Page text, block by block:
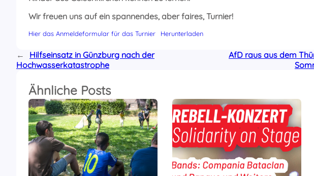
Wir freuen uns auf ein spannendes, aber faires, Turnier!
Hier das Anmeldeformular für das Turnier Herunterladen
←
Hilfseinsatz in Günzburg nach der
Hochwasserkatastrophe
AfD raus aus dem
Ähnliche Posts